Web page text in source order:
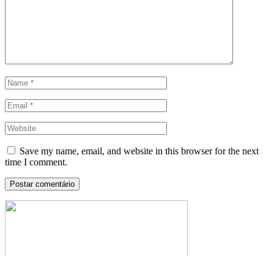
Save my name, email, and website in this browser for the next
time I comment.